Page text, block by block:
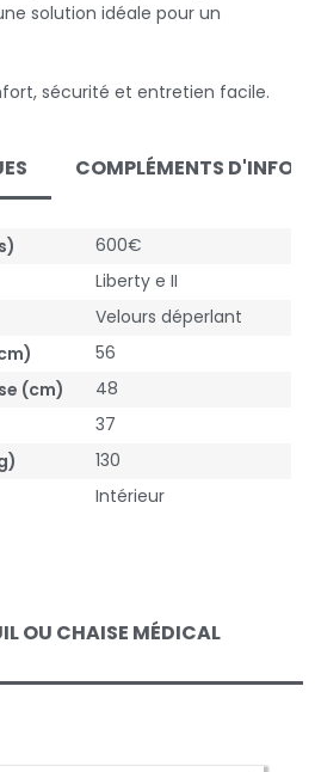
solution idéale pour un
sécurité et entretien facile.
COMPLÉMENTS
600€
Liberty e II
Velours déperlant
56
(cm)
48
37
130
Intérieur
OU CHAISE MÉDICAL